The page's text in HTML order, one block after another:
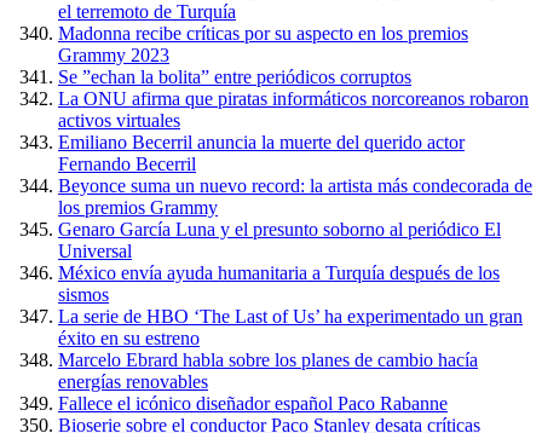
el terremoto de Turquía
Madonna recibe críticas por su aspecto en los premios
Grammy 2023
Se ”echan la bolita” entre periódicos corruptos
La ONU afirma que piratas informáticos norcoreanos robaron
activos virtuales
Emiliano Becerril anuncia la muerte del querido actor
Fernando Becerril
Beyonce suma un nuevo record: la artista más condecorada de
los premios Grammy
Genaro García Luna y el presunto soborno al periódico El
Universal
México envía ayuda humanitaria a Turquía después de los
sismos
La serie de HBO ‘The Last of Us’ ha experimentado un gran
éxito en su estreno
Marcelo Ebrard habla sobre los planes de cambio hacía
energías renovables
Fallece el icónico diseñador español Paco Rabanne
Bioserie sobre el conductor Paco Stanley desata críticas